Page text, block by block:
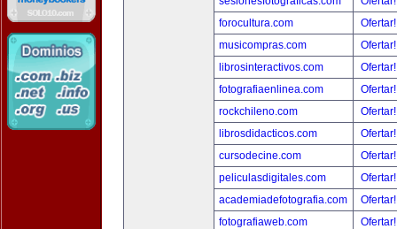
forocultura.com
musicompras.com
librosinteractivos.com
fotografiaenlinea.com
rockchileno.com
librosdidacticos.com
cursodecine.com
peliculasdigitales.com
academiadefotografia.com
fotografiaweb.com